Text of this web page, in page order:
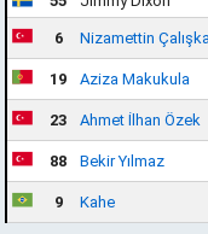
6 Nizamettin
19 Aziza Makukula
23 Ahmet İlhan Özek
88 Bekir Yılmaz
9 Kahe